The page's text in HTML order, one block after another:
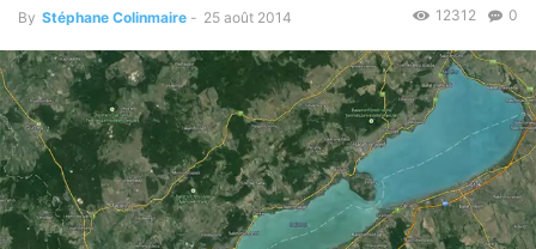
By Stéphane Colinmaire - 25 août 2014 0
12312